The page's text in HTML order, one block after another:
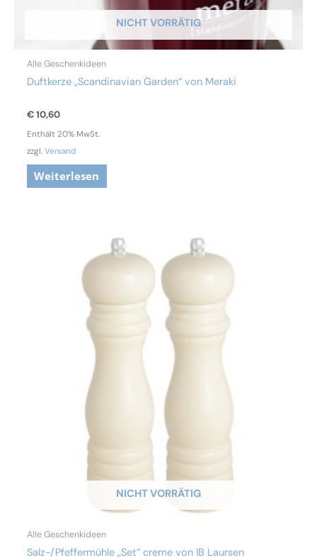
NICHT VORRÄTIG
Alle Geschenkideen
Duftkerze „Scandinavian Garden“ von Meraki
€10,60
Enthält 20% MwSt.
zzgl.Versand
Weiterlesen
NICHT VORRÄTIG
Alle Geschenkideen
Salz-/Pfeffermühle „Set“ creme von IB Laursen